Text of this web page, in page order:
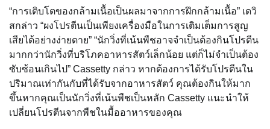
“การเติบโตของกล้ามเนื้อเป็นผลมาจากการฝึกกล้ามเนื้อ” เดวิ
สกล่าว “ผงโปรตีนเป็นเพียงเครื่องมือในการเติมเต็มการสูญ
เสียได้อย่างง่ายดาย” “นักวิ่งที่เน้นพืชอาจจำเป็นต้องกินโปรตีน
มากกว่านักวิ่งที่บริโภคอาหารสัตว์เล็กน้อย แต่ก็ไม่จำเป็นต้อง
ซับซ้อนเกินไป” Cassetty กล่าว หากต้องการได้รับโปรตีนใน
ปริมาณเท่ากันกับที่ได้รับจากอาหารสัตว์ คุณต้องกินให้มาก
ขึ้นหากคุณเป็นนักวิ่งที่เน้นพืชเป็นหลัก Cassetty แนะนำให้
เปลี่ยนโปรตีนจากพืชในมื้ออาหารของคุณ